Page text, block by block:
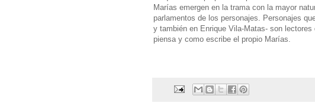
Marías emergen en la trama con la mayor
parlamentos de los personajes. Personajes
y también en Enrique Vila-Matas- son
piensa y como escribe el propio Marías.